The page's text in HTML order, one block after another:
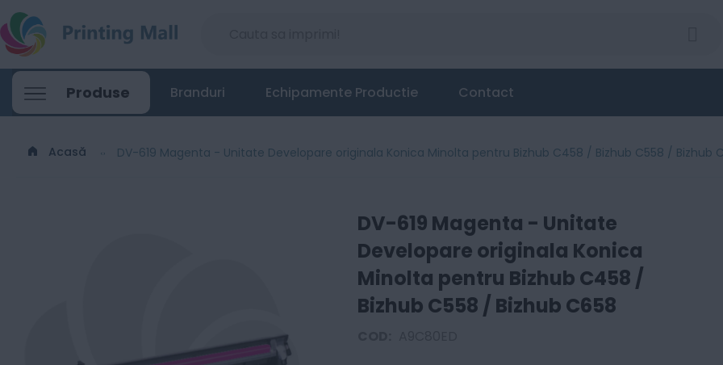
Produse Branduri Echipamente Productie Contact
Acasă DV-619 Magenta - Unitate Developare originala Konica Minolta pentru Bizhub C458 / Bizhub C558 / Bizhub
DV-619 Magenta - Unitate
Developare originala Konica
Minolta pentru Bizhub C458 /
Bizhub C558 / Bizhub C658